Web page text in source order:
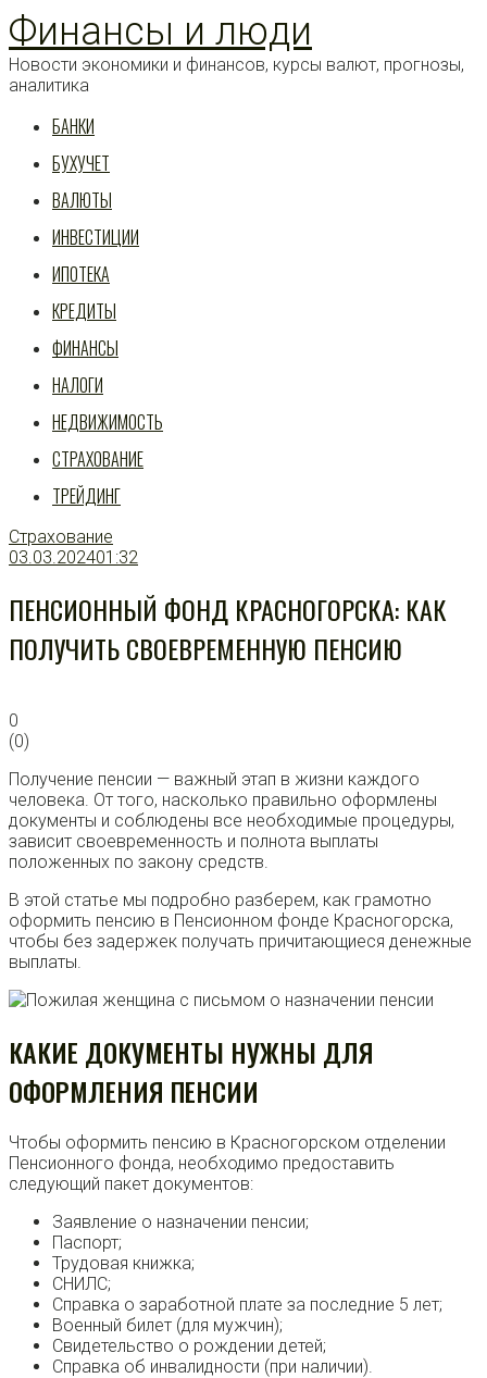
Перейти
к
статье
Финансы и люди
Новости экономики и финансов, курсы валют, прогнозы,
аналитика
БАНКИ
БУХУЧЕТ
ВАЛЮТЫ
ИНВЕСТИЦИИ
ИПОТЕКА
КРЕДИТЫ
ФИНАНСЫ
НАЛОГИ
НЕДВИЖИМОСТЬ
СТРАХОВАНИЕ
ТРЕЙДИНГ
Страхование
03.03.202401:32
ПЕНСИОННЫЙ ФОНД КРАСНОГОРСКА: КАК
ПОЛУЧИТЬ СВОЕВРЕМЕННУЮ ПЕНСИЮ
0
(0)
Получение пенсии — важный этап в жизни каждого
человека. От того, насколько правильно оформлены
документы и соблюдены все необходимые процедуры,
зависит своевременность и полнота выплаты
положенных по закону средств.
В этой статье мы подробно разберем, как грамотно
оформить пенсию в Пенсионном фонде Красногорска,
чтобы без задержек получать причитающиеся денежные
выплаты.
КАКИЕ ДОКУМЕНТЫ НУЖНЫ ДЛЯ
ОФОРМЛЕНИЯ ПЕНСИИ
Чтобы оформить пенсию в Красногорском отделении
Пенсионного фонда, необходимо предоставить
следующий пакет документов:
Заявление о назначении пенсии;
Паспорт;
Трудовая книжка;
СНИЛС;
Справка о заработной плате за последние 5 лет;
Военный билет (для мужчин);
Свидетельство о рождении детей;
Справка об инвалидности (при наличии).